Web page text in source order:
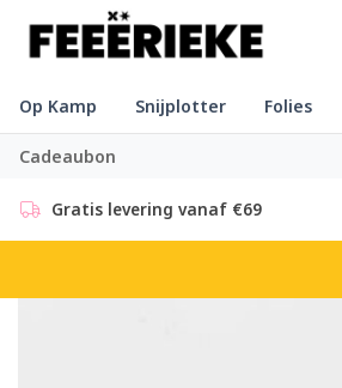
Op Kamp Snijplotter Folies
Cadeaubon
Gratis levering vanaf €69